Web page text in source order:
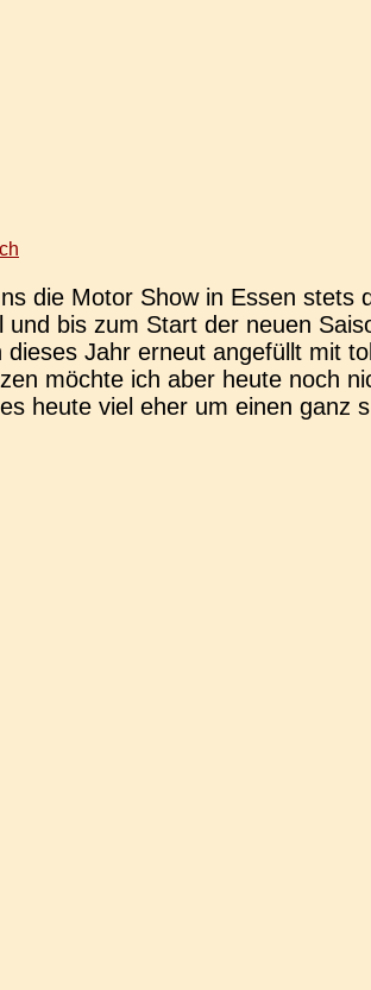
die Motor Show in Essen
bis zum Start der neuen
Jahr erneut ange­füllt mit
möchte ich aber heute noch
heute viel eher um einen ganz